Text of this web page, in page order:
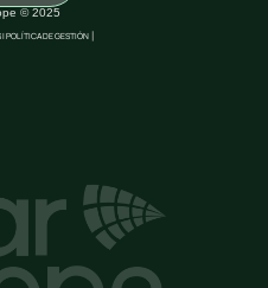
© 2025
|POLÍTICA DE GESTIÓN |